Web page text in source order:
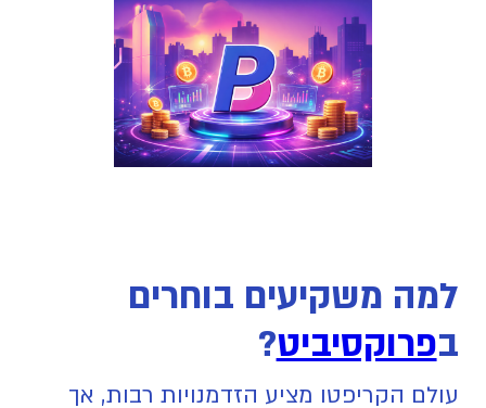
למה משקיעים בוחרים
בפרוקסיביט?
עולם הקריפטו מציע הזדמנויות רבות, אך